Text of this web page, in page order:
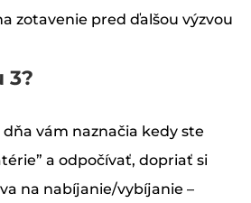
zotavenie pred ďalšou výzvou
3?
vám naznačia kedy ste
a odpočívať, dopriať si
na nabíjanie/vybíjanie –